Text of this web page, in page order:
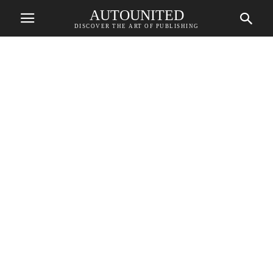
AUTOUNITED
DISCOVER THE ART OF PUBLISHING